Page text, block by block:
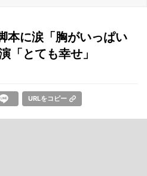
本に涙「胸がいっぱい
「とても幸せ」
URLをコピー